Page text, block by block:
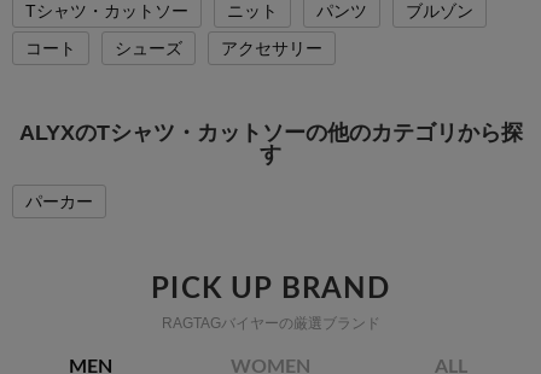
Tシャツ・カットソー ニット パンツ
ブルゾン
コート
シューズ アクセサリー
ALYXのTシャツ・カットソーの他のカテゴリから探
す
パーカー
PICK UP BRAND
RAGTAGバイヤーの厳選ブランド
MEN WOMEN ALL